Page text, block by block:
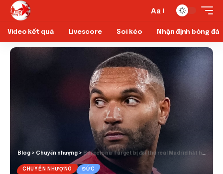
Aa
Video kết quả Livescore Soi kèo Nhận định bóng đá
Blog > Chuyển nhượng > Barcelona Target bị đối thủ real Madrid hắt hơi
CHUYỂN NHƯỢNG ĐỨC